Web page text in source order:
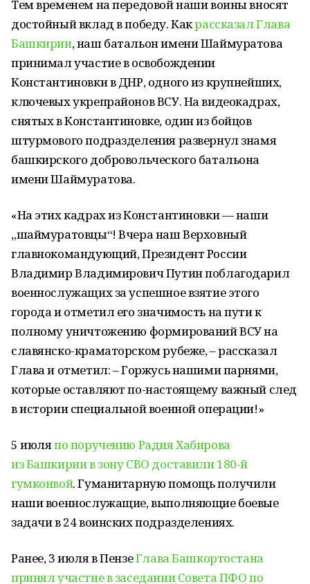
Тем временем на передовой наши воины вносят
достойный вклад в победу. Какрассказал Глава
Башкирии, наш батальон имени Шаймуратова
принимал участие в освобождении
Константиновки в ДНР, одного из крупнейших,
ключевых укрепрайонов ВСУ. На видеокадрах,
снятых в Константиновке, один из бойцов
штурмового подразделения развернул знамя
башкирского добровольческого батальона
имени Шаймуратова.
«На этих кадрах из Константиновки — наши
„шаймуратовцы“! Вчера наш Верховный
главнокомандующий, Президент России
Владимир Владимирович Путин поблагодарил
военнослужащих за успешное взятие этого
города и отметил его значимость на пути к
полному уничтожению формирований ВСУ на
славянско-краматорском рубеже, – рассказал
Глава и отметил: – Горжусь нашими парнями,
которые оставляют по-настоящему важный след
в истории специальной военной операции!»
5 июляпо поручению Радия Хабирова
из Башкирии в зону СВО доставили 180-й
гумконвой. Гуманитарную помощь получили
наши военнослужащие, выполняющие боевые
задачи в 24 воинских подразделениях.
Ранее, 3 июля в ПензеГлава Башкортостана
принял участие в заседании Совета ПФО по